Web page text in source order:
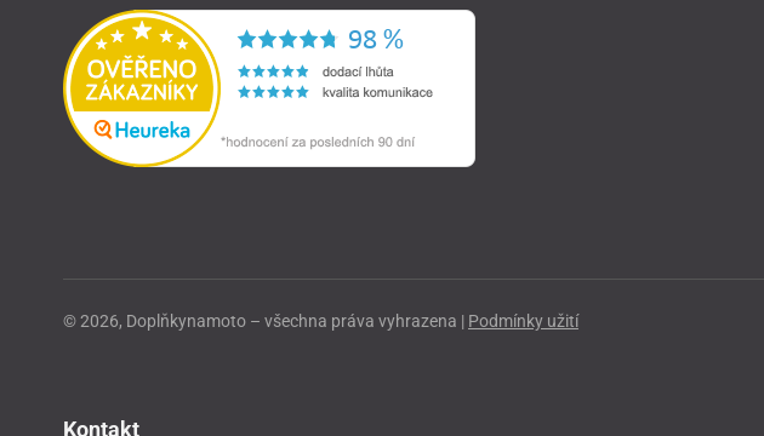
© 2026, Doplňkynamoto – všechna práva vyhrazena | Podmínky užití
Kontakt